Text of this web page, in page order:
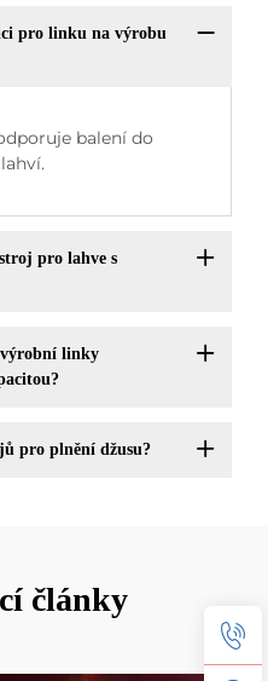
pro linku na výrobu
balení do
pro lahve s
výrobní linky
pro plnění džusu?
články